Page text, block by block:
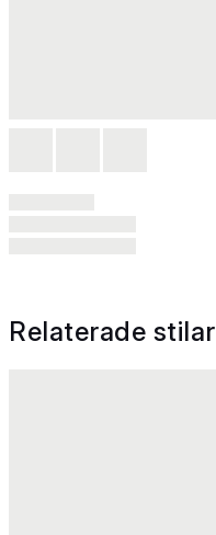
Relaterade stilar